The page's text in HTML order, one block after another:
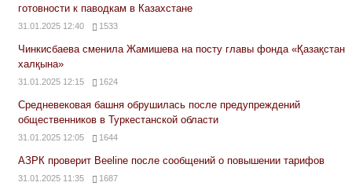
готовности к паводкам в Казахстане
31.01.2025 12:40 1533
Чинкисбаева сменила Жамишева на посту главы фонда «Қазақстан
халқына»
31.01.2025 12:15 1624
Средневековая башня обрушилась после предупреждений
общественников в Туркестанской области
31.01.2025 12:05 1644
АЗРК проверит Beeline после сообщений о повышении тарифов
31.01.2025 11:35 1687